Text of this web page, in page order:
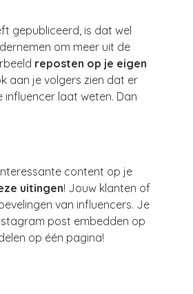
gepubliceerd, is dat wel
om meer uit de
reposten op je eigen
aan je volgers zien dat er
laat weten. Dan
content op je
uitingen! Jouw klanten of
van influencers. Je
post embedden op
op één pagina!